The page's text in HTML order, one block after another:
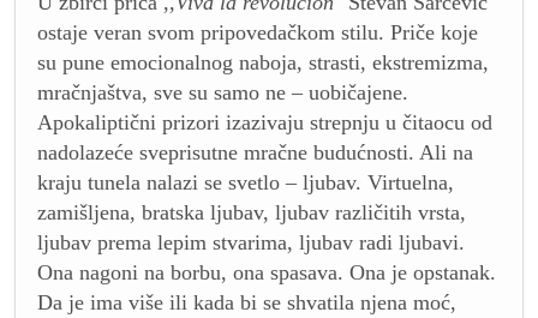
ostaje veran svom pripovedačkom stilu. Priče koje
su pune emocionalnog naboja, strasti, ekstremizma,
mračnjaštva, sve su samo ne – uobičajene.
Apokaliptični prizori izazivaju strepnju u čitaocu od
nadolazeće sveprisutne mračne budućnosti. Ali na
kraju tunela nalazi se svetlo – ljubav. Virtuelna,
zamišljena, bratska ljubav, ljubav različitih vrsta,
ljubav prema lepim stvarima, ljubav radi ljubavi.
Ona nagoni na borbu, ona spasava. Ona je opstanak.
Da je ima više ili kada bi se shvatila njena moć,